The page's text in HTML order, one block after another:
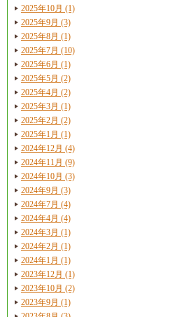
2025年10月 (1)
2025年9月 (3)
2025年8月 (1)
2025年7月 (10)
2025年6月 (1)
2025年5月 (2)
2025年4月 (2)
2025年3月 (1)
2025年2月 (2)
2025年1月 (1)
2024年12月 (4)
2024年11月 (9)
2024年10月 (3)
2024年9月 (3)
2024年7月 (4)
2024年4月 (4)
2024年3月 (1)
2024年2月 (1)
2024年1月 (1)
2023年12月 (1)
2023年10月 (2)
2023年9月 (1)